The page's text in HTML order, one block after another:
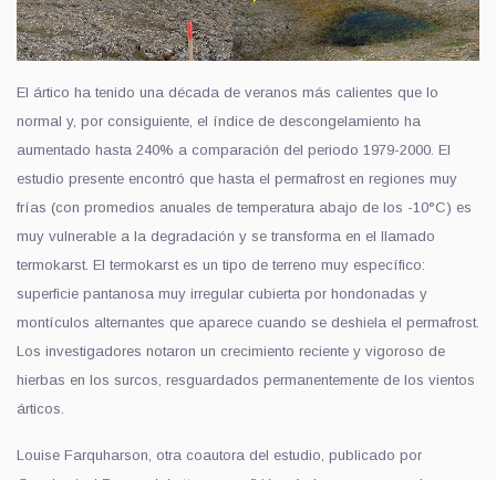
El ártico ha tenido una década de veranos más calientes que lo
normal y, por consiguiente, el índice de descongelamiento ha
aumentado hasta 240% a comparación del periodo 1979-2000. El
estudio presente encontró que hasta el permafrost en regiones muy
frías (con promedios anuales de temperatura abajo de los -10°C) es
muy vulnerable a la degradación y se transforma en el llamado
termokarst. El termokarst es un tipo de terreno muy específico:
superficie pantanosa muy irregular cubierta por hondonadas y
montículos alternantes que aparece cuando se deshiela el permafrost.
Los investigadores notaron un crecimiento reciente y vigoroso de
hierbas en los surcos, resguardados permanentemente de los vientos
árticos.
Louise Farquharson, otra coautora del estudio, publicado por